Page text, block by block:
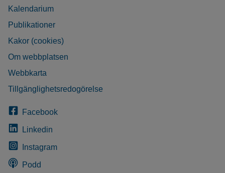
Kalendarium
Publikationer
Kakor (cookies)
Om webbplatsen
Webbkarta
Tillgänglighetsredogörelse
Facebook
Linkedin
Instagram
Podd